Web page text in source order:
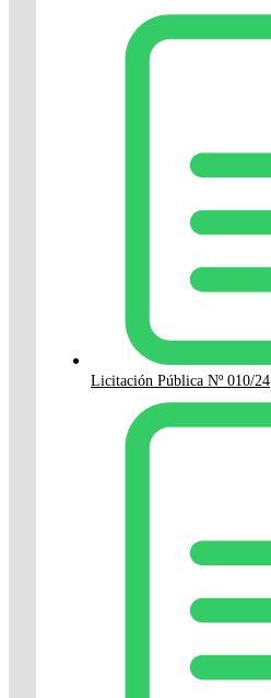
Licitación Pública Nº 010/24